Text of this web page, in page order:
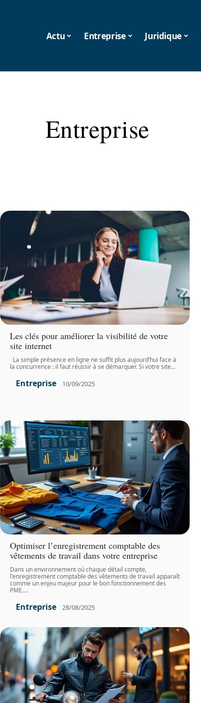
Actu Entreprise Juridique
Entreprise
Les clés pour améliorer la visibilité de votre
site internet
La simple présence en ligne ne suffit plus aujourd’hui face à
la concurrence : il faut réussir à se démarquer. Si votre site…
Entreprise 10/09/2025
Optimiser l’enregistrement comptable des
vêtements de travail dans votre entreprise
Dans un environnement où chaque détail compte,
l'enregistrement comptable des vêtements de travail apparaît
comme un enjeu majeur pour le bon fonctionnement des
PME.…
Entreprise 28/08/2025